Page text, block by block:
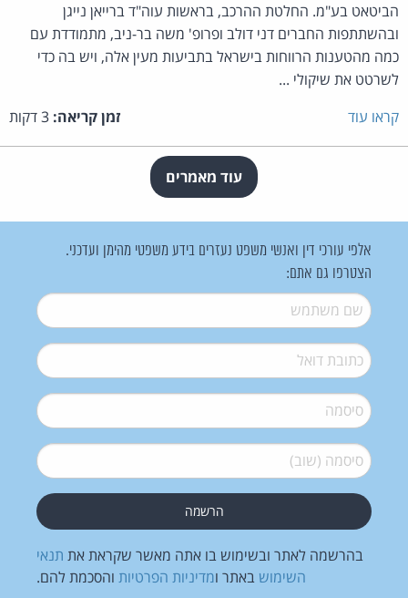
הביטאט בע"מ. החלטת ההרכב, בראשות עוה"ד ברייאן נייגן
ובהשתתפות החברים דני דולב ופרופ' משה בר-ניב, מתמודדת עם
כמה מהטענות הרווחות בישראל בתביעות מעין אלה, ויש בה כדי
לשרטט את שיקולי ...
קראו עוד
זמן קריאה:
עוד מאמרים
אלפי עורכי דין ואנשי משפט נעזרים בידע משפטי מהימן ועדכני.
הצטרפו גם אתם:
שם משתמש*
דואל*
סיסמה*
סיסמה (שוב)*
בהרשמה לאתר ובשימוש בו אתה מאשר שקראת את תנאי
השימוש באתר ומדיניות הפרטיות והסכמת להם.